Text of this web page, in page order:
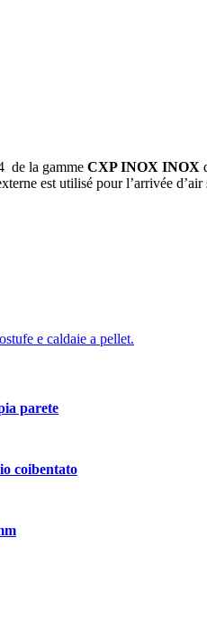
de la gamme CXP INOX INOX
est utilisé pour l’arrivée
e caldaie a pellet.
de
parete
coibentato